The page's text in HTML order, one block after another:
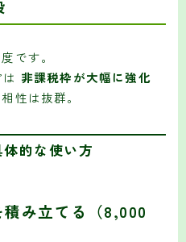
です。
非課税枠が大幅に強化
性は抜群。
的な使い方
み立てる（8,000